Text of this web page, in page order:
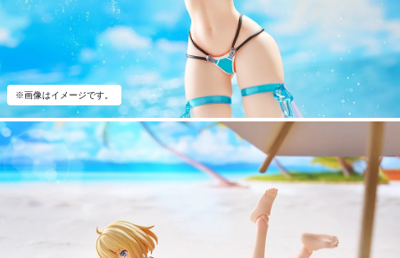
※画像はイメージです。